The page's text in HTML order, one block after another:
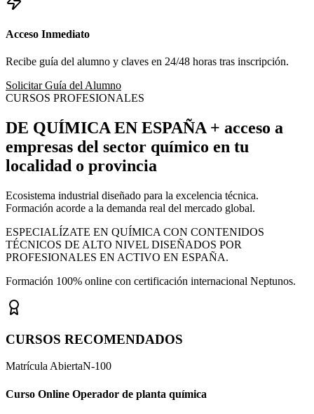
Acceso Inmediato
Recibe guía del alumno y claves en 24/48 horas tras inscripción.
Solicitar Guía del Alumno
CURSOS PROFESIONALES
DE QUÍMICA EN ESPAÑA + acceso a
empresas del sector químico en tu
localidad o provincia
Ecosistema industrial diseñado para la excelencia técnica.
Formación acorde a la demanda real del mercado global.
ESPECIALÍZATE EN QUÍMICA CON CONTENIDOS
TÉCNICOS DE ALTO NIVEL DISEÑADOS POR
PROFESIONALES EN ACTIVO EN ESPAÑA.
Formación 100% online con certificación internacional Neptunos.
CURSOS RECOMENDADOS
Matrícula AbiertaN-100
Curso Online Operador de planta química